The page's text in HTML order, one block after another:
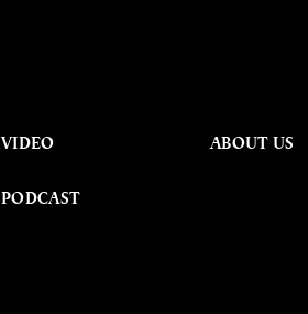
VIDEO
PODCAST
ABOUT US